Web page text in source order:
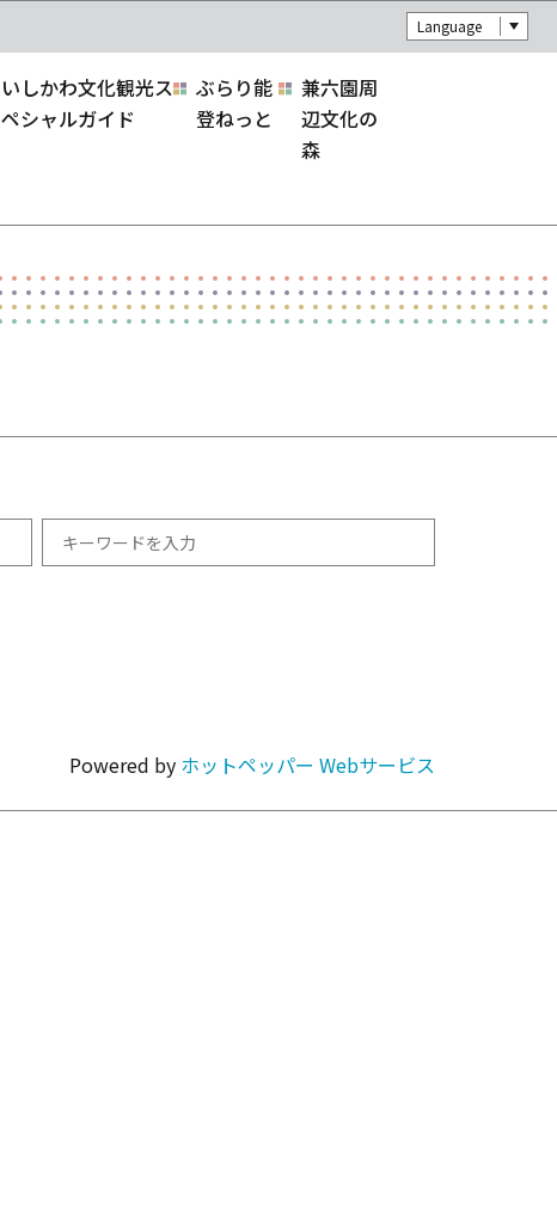
Language
いしかわ文化観光ス
ペシャルガイド
ぶらり能
登ねっと
兼六園周
辺文化の
森
カラオケ・パーティ
Powered by ホットペッパー Webサービス